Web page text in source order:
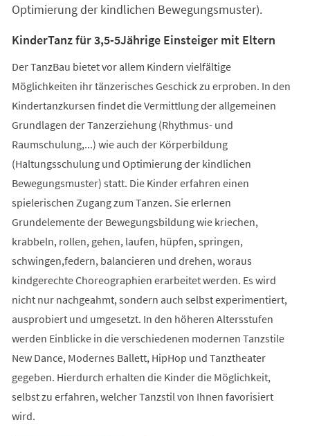
Optimierung der kindlichen Bewegungsmuster).
KinderTanz für 3,5-5Jährige Einsteiger mit Eltern
Der TanzBau bietet vor allem Kindern vielfältige
Möglichkeiten ihr tänzerisches Geschick zu erproben. In den
Kindertanzkursen findet die Vermittlung der allgemeinen
Grundlagen der Tanzerziehung (Rhythmus- und
Raumschulung,...) wie auch der Körperbildung
(Haltungsschulung und Optimierung der kindlichen
Bewegungsmuster) statt. Die Kinder erfahren einen
spielerischen Zugang zum Tanzen. Sie erlernen
Grundelemente der Bewegungsbildung wie kriechen,
krabbeln, rollen, gehen, laufen, hüpfen, springen,
schwingen,federn, balancieren und drehen, woraus
kindgerechte Choreographien erarbeitet werden. Es wird
nicht nur nachgeahmt, sondern auch selbst experimentiert,
ausprobiert und umgesetzt. In den höheren Altersstufen
werden Einblicke in die verschiedenen modernen Tanzstile
New Dance, Modernes Ballett, HipHop und Tanztheater
gegeben. Hierdurch erhalten die Kinder die Möglichkeit,
selbst zu erfahren, welcher Tanzstil von Ihnen favorisiert
wird.